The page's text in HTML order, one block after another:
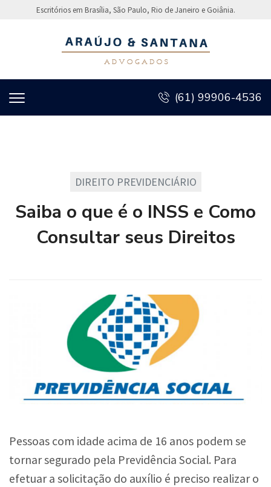
Escritórios em Brasília, São Paulo, Rio de Janeiro e Goiânia.
(61) 99906-4536
DIREITO PREVIDENCIÁRIO
Saiba o que é o INSS e Como
Consultar seus Direitos
Pessoas com idade acima de 16 anos podem se
tornar segurado pela Previdência Social. Para
efetuar a solicitação do auxílio é preciso realizar o